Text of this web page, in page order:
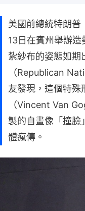
美國前總統特朗
13日在賓州舉辦
紮紗布的姿態如期
（Republican
友發現，這個特殊
（Vincent Van
製的自畫像「撞臉
體瘋傳。